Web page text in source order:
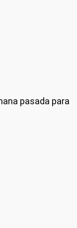
pasada para